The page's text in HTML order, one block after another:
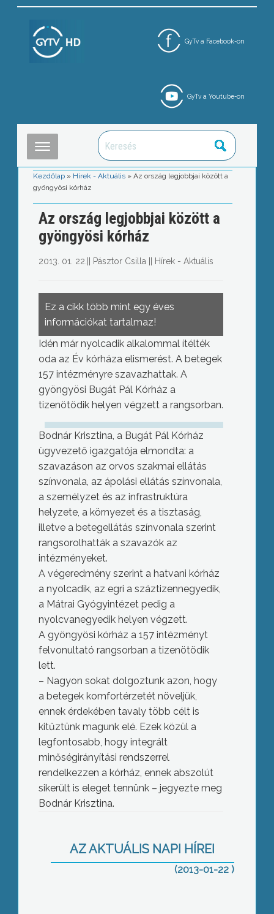
GyTv a Facebook-on
GyTv a Youtube-on
Kezdőlap » Hírek - Aktuális »Az ország legjobbjai között a
gyöngyösi kórház
Az ország legjobbjai között a
gyöngyösi kórház
2013. 01. 22. Pásztor Csilla Hírek - Aktuális
Ez a cikk több mint egy éves
információkat tartalmaz!
Idén már nyolcadik alkalommal ítélték
oda az Év kórháza elismerést. A betegek
157 intézményre szavazhattak. A
gyöngyösi Bugát Pál Kórház a
tizenötödik helyen végzett a rangsorban.
Bodnár Krisztina, a Bugát Pál Kórház
ügyvezető igazgatója elmondta: a
szavazáson az orvos szakmai ellátás
színvonala, az ápolási ellátás színvonala,
a személyzet és az infrastruktúra
helyzete, a környezet és a tisztaság,
illetve a betegellátás színvonala szerint
rangsorolhatták a szavazók az
intézményeket.
A végeredmény szerint a hatvani kórház
a nyolcadik, az egri a száztizennegyedik,
a Mátrai Gyógyintézet pedig a
nyolcvanegyedik helyen végzett.
A gyöngyösi kórház a 157 intézményt
felvonultató rangsorban a tizenötödik
lett.
– Nagyon sokat dolgoztunk azon, hogy
a betegek komfortérzetét növeljük,
ennek érdekében tavaly több célt is
kitűztünk magunk elé. Ezek közül a
legfontosabb, hogy integrált
minőségirányítási rendszerrel
rendelkezzen a kórház, ennek abszolút
sikerült is eleget tennünk – jegyezte meg
Bodnár Krisztina.
AZ AKTUÁLIS NAPI HÍREI
(2013-01-22 )